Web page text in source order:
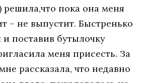
решила,что пока она меня
– не выпустит. Быстренько
поставив бутылочку
меня присесть. За
рассказала, что недавно